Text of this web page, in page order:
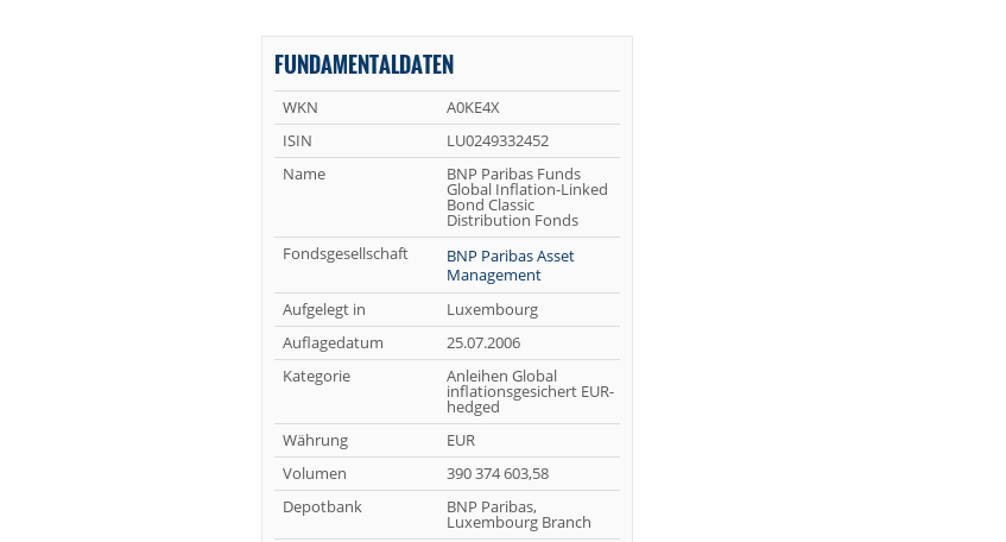
FUNDAMENTALDATEN
WKN
A0KE4X
ISIN
LU0249332452
Name
BNP Paribas Funds
Global Inflation-Linked
Bond Classic
Distribution Fonds
Fondsgesellschaft
BNP Paribas Asset
Management
Aufgelegt in
Luxembourg
Auflagedatum
25.07.2006
Kategorie
Anleihen Global
inflationsgesichert EUR-
hedged
Währung
EUR
Volumen
390 374 603,58
Depotbank
BNP Paribas,
Luxembourg Branch